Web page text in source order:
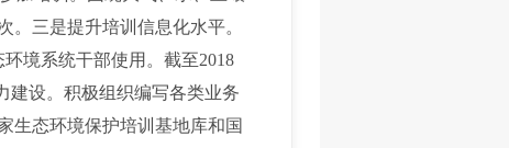
。三是提升培训信息化水平。
境系统干部使用。截至2018
建设。积极组织编写各类业务
生态环境保护培训基地库和国